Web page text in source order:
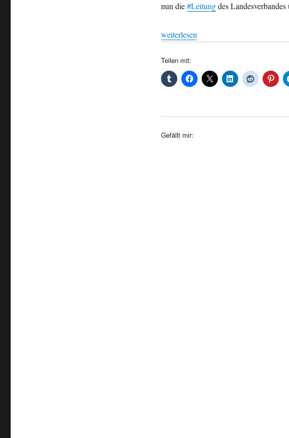
nun die#Leitungdes Landesverbandes
„Berlin/Brandenburg: Martin Pogatzki
weiterlesen
Teilen mit:
Gefällt mir: